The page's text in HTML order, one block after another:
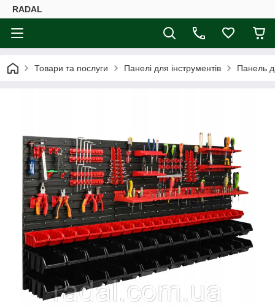
RADAL
Товари та послуги Панелі для інструментів Панель